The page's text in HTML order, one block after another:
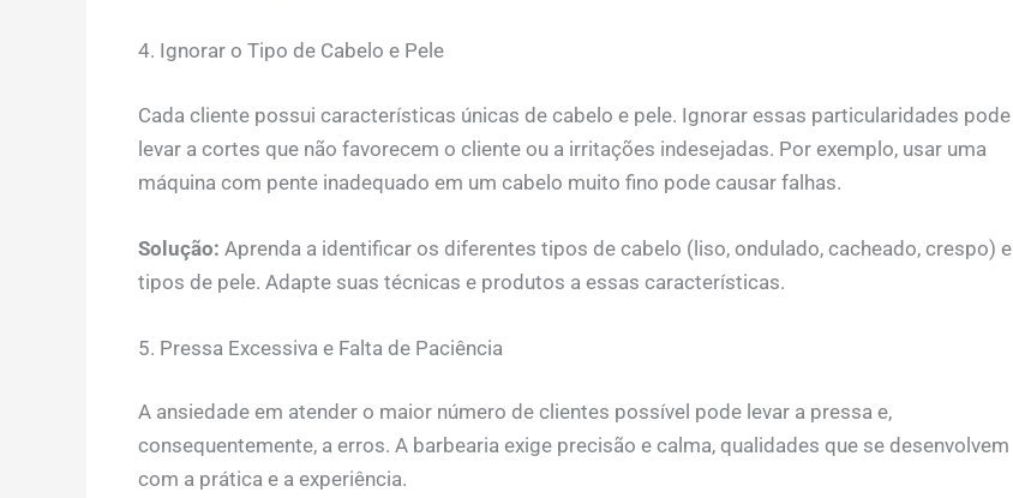
4. Ignorar o Tipo de Cabelo e Pele
Cada cliente possui características únicas de cabelo e pele. Ignorar essas particularidades pode
levar a cortes que não favorecem o cliente ou a irritações indesejadas. Por exemplo, usar uma
máquina com pente inadequado em um cabelo muito fino pode causar falhas.
Solução: Aprenda a identificar os diferentes tipos de cabelo (liso, ondulado, cacheado, crespo) e
tipos de pele. Adapte suas técnicas e produtos a essas características.
5. Pressa Excessiva e Falta de Paciência
A ansiedade em atender o maior número de clientes possível pode levar a pressa e,
consequentemente, a erros. A barbearia exige precisão e calma, qualidades que se desenvolvem
com a prática e a experiência.